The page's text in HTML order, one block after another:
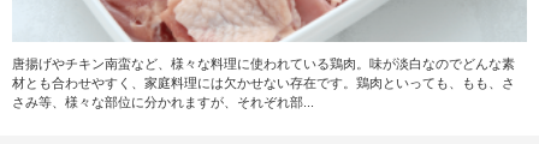
唐揚げやチキン南蛮など、様々な料理に使われている鶏肉。味が淡白なのでどんな素
材とも合わせやすく、家庭料理には欠かせない存在です。鶏肉といっても、もも、さ
さみ等、様々な部位に分かれますが、それぞれ部...